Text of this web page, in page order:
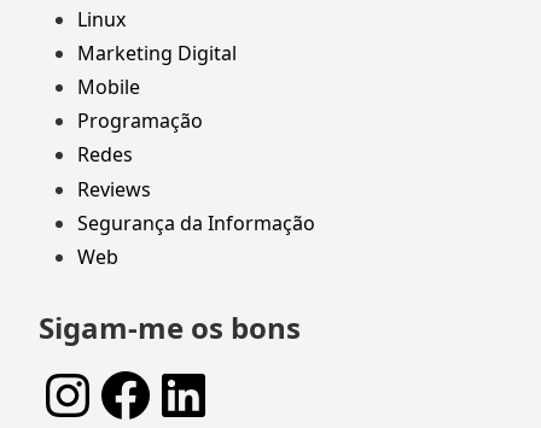
Linux
Marketing Digital
Mobile
Programação
Redes
Reviews
Segurança da Informação
Web
Sigam-me os bons
InstagramFacebookLinkedIn